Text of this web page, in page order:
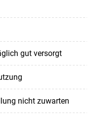
gut versorgt
nicht zuwarten